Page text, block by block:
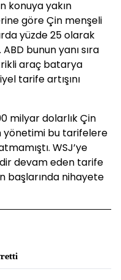
konuya yakın
göre Çin menşeli
yüzde 25 olarak
bunun yanı sıra
araç batarya
tarife artışını
milyar dolarlık Çin
yönetimi bu tarifelere
WSJ’ye
devam eden tarife
başlarında nihayete